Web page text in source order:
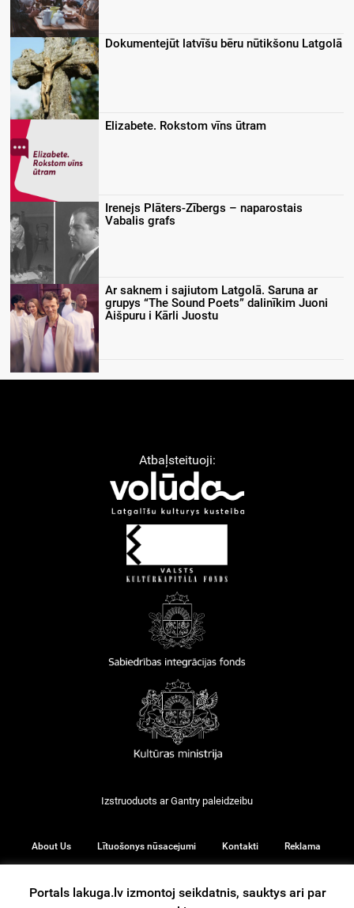
Dokumentejūt latvīšu bēru nūtikšonu Latgolā
Elizabete. Rokstom vīns ūtram
Irenejs Plāters-Zībergs – naparostais
Vabalis grafs
Ar saknem i sajiutom Latgolā. Saruna ar
grupys “The Sound Poets” dalinīkim Juoni
Aišpuru i Kārli Juostu
Atbaļsteituoji:
Izstruoduots arGantry paleidzeibu
About Us Lītuošonys nūsacejumi Kontakti Reklama
Portals lakuga.lv izmontoj seikdatnis, sauktys ari par